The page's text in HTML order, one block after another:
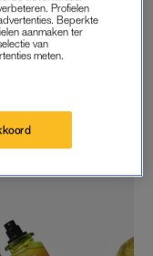
wat de geur
heeft deze editie
je van Fugazzi
euro.
Profielen
Beperkte
aanmaken ter
van
meten.